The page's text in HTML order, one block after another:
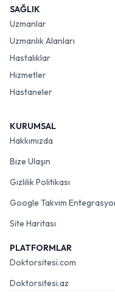
SAĞLIK
Uzmanlar
Uzmanlık Alanları
Hastalıklar
Hizmetler
Hastaneler
KURUMSAL
Hakkımızda
Bize Ulaşın
Gizlilik Politikası
Google Takvim
Site Haritası
PLATFORMLAR
Doktorsitesi.com
Doktorsitesi.az